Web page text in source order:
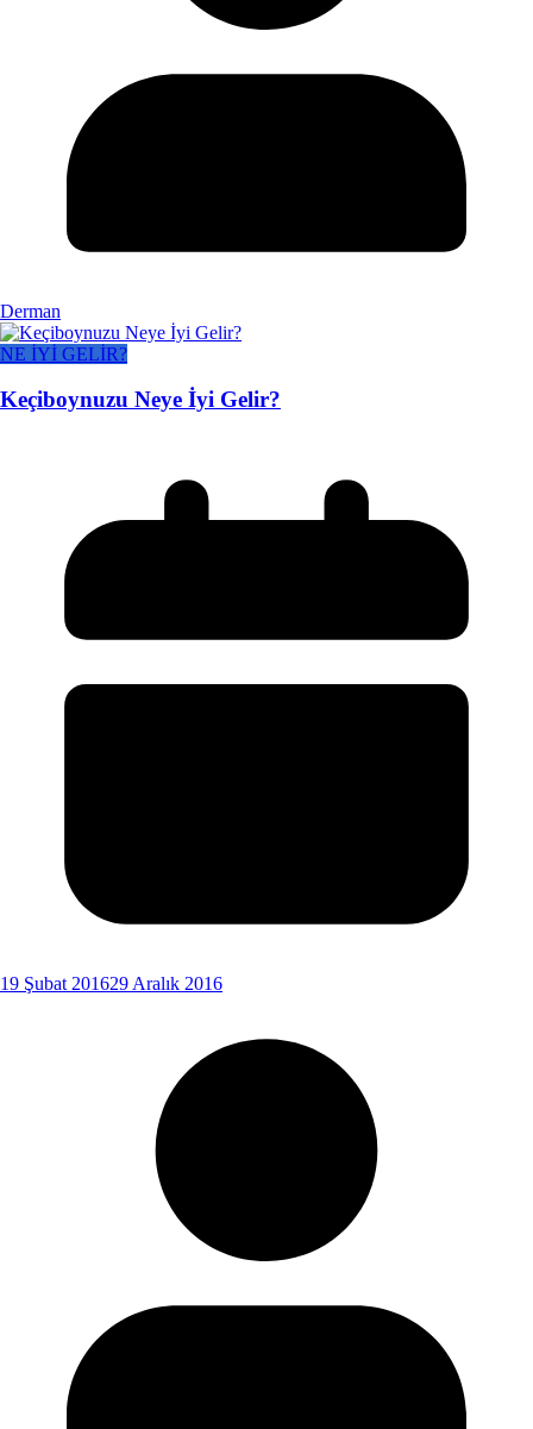
Derman
NE İYİ GELİR?
Keçiboynuzu Neye İyi Gelir?
19 Şubat 201629 Aralık 2016